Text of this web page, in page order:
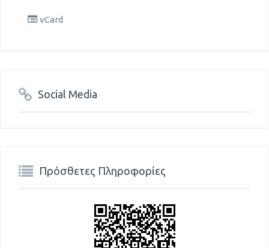
vCard
Social Media
Πρόσθετες Πληροφορίες